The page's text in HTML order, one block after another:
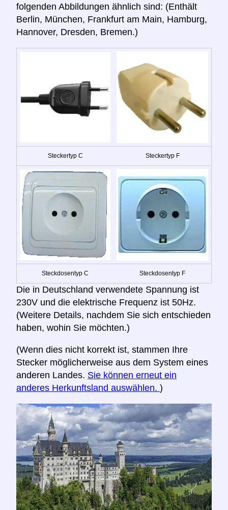
folgenden Abbildungen ähnlich sind: (Enthält
Berlin, München, Frankfurt am Main, Hamburg,
Hannover, Dresden, Bremen.)
Steckertyp C Steckertyp F
Steckdosentyp C Steckdosentyp F
Die in Deutschland verwendete Spannung ist
230V und die elektrische Frequenz ist 50Hz.
(Weitere Details, nachdem Sie sich entschieden
haben, wohin Sie möchten.)
(Wenn dies nicht korrekt ist, stammen Ihre
Stecker möglicherweise aus dem System eines
anderen Landes. Sie können erneut ein
anderes Herkunftsland auswählen. )